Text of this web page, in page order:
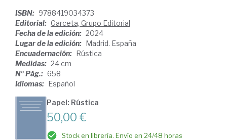
ISBN: 9788419034373
Editorial: Garceta, Grupo Editorial
Fecha de la edición: 2024
Lugar de la edición: Madrid. España
Encuadernación: Rústica
Medidas: 24 cm
Nº Pág.: 658
Idiomas: Español
Papel: Rústica
50,00 €
Stock en librería. Envío en 24/48 horas